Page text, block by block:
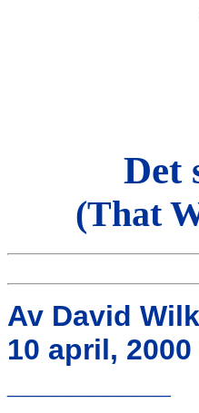
Det
(That
Av David
10 april, 2000